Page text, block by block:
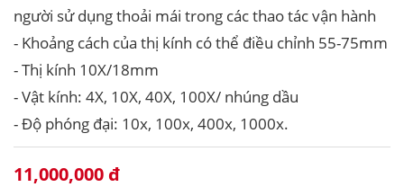
người sử dụng thoải mái trong các thao tác vận hành
- Khoảng cách của thị kính có thể điều chỉnh 55-75mm
- Thị kính 10X/18mm
- Vật kính: 4X, 10X, 40X, 100X/ nhúng dầu
- Độ phóng đại: 10x, 100x, 400x, 1000x.
11,000,000 đ